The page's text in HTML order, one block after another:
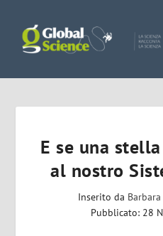
E se una
al nostro
Inserito da
Pubblicato: 28